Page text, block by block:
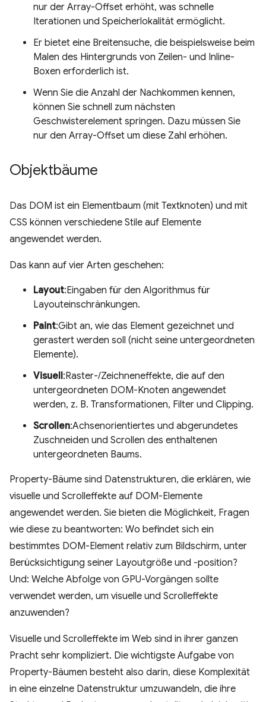
nur der Array-Offset erhöht, was schnelle
Iterationen und Speicherlokalität ermöglicht.
Er bietet eine Breitensuche, die beispielsweise beim
Malen des Hintergrunds von Zeilen- und Inline-
Boxen erforderlich ist.
Wenn Sie die Anzahl der Nachkommen kennen,
können Sie schnell zum nächsten
Geschwisterelement springen. Dazu müssen Sie
nur den Array-Offset um diese Zahl erhöhen.
Objektbäume
Das DOM ist ein Elementbaum (mit Textknoten) und mit
CSS können verschiedene Stile auf Elemente
angewendet werden.
Das kann auf vier Arten geschehen:
Layout:Eingaben für den Algorithmus für
Layouteinschränkungen.
Paint:Gibt an, wie das Element gezeichnet und
gerastert werden soll (nicht seine untergeordneten
Elemente).
Visuell:Raster-/Zeichneneffekte, die auf den
untergeordneten DOM-Knoten angewendet
werden, z. B. Transformationen, Filter und Clipping.
Scrollen:Achsenorientiertes und abgerundetes
Zuschneiden und Scrollen des enthaltenen
untergeordneten Baums.
Property-Bäume sind Datenstrukturen, die erklären, wie
visuelle und Scrolleffekte auf DOM-Elemente
angewendet werden. Sie bieten die Möglichkeit, Fragen
wie diese zu beantworten: Wo befindet sich ein
bestimmtes DOM-Element relativ zum Bildschirm, unter
Berücksichtigung seiner Layoutgröße und -position?
Und: Welche Abfolge von GPU-Vorgängen sollte
verwendet werden, um visuelle und Scrolleffekte
anzuwenden?
Visuelle und Scrolleffekte im Web sind in ihrer ganzen
Pracht sehr kompliziert. Die wichtigste Aufgabe von
Property-Bäumen besteht also darin, diese Komplexität
in eine einzelne Datenstruktur umzuwandeln, die ihre